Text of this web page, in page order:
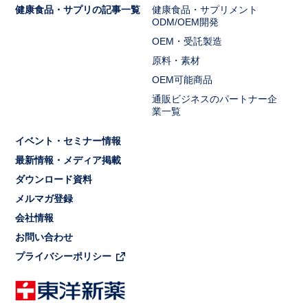
健康食品・サプリの記事一覧
健康食品・サプリメント
ODM/OEM開発
OEM・受託製造
原料・素材
OEM可能商品
通販ビジネスのパートナー企
業一覧
イベント・セミナー情報
最新情報・メディア掲載
ダウンロード資料
メルマガ登録
会社情報
お問い合わせ
プライバシーポリシー